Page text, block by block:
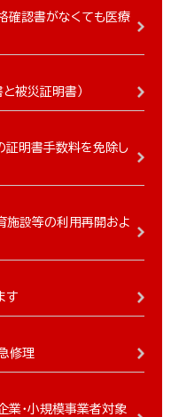
確認書がなくても医療
被災証明書）
証明書手数料を免除し
施設等の利用再開およ
す
修理
業・小規模事業者対象